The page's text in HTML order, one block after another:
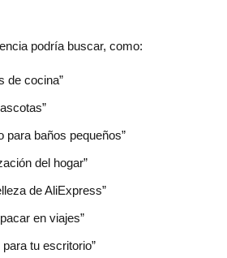
podría buscar, como:
de cocina”
para baños pequeños”
del hogar”
de AliExpress”
en viajes”
tu escritorio”